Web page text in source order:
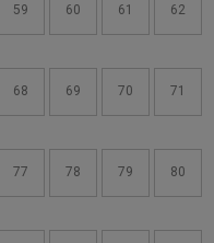
59 60 61 62
68 69 70 71
77 78 79 80